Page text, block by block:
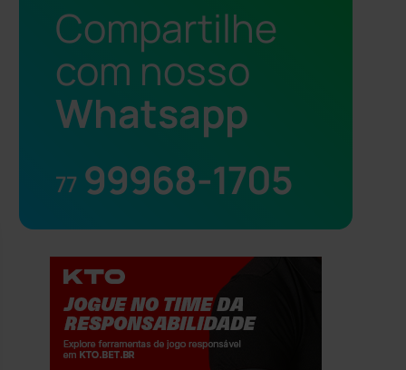
Compartilhe
com nosso
Whatsapp
77 99968-1705